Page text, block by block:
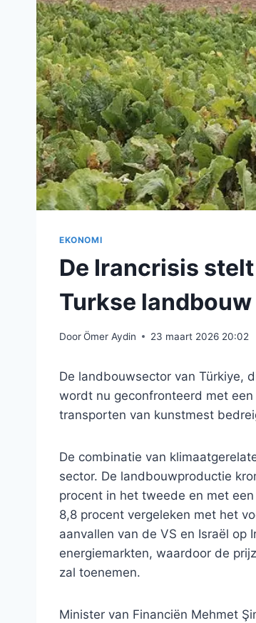
EKONOMI
De Irancrisis
Turkse landbouw
DoorÖmer Aydin 23 maart 2026 20:02
De landbouwsector van Türkiye,
wordt nu geconfronteerd met
transporten van kunstmest
De combinatie van
sector. De landbouwproductie
procent in het tweede en met
8,8 procent vergeleken met het
aanvallen van de VS en Israël
energiemarkten, waardoor de
zal toenemen.
Minister van Financiën Mehmet